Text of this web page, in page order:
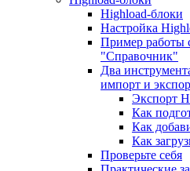
Highload-блоки
Настройка
Пример работы
"Справочник"
Два
импорт и
Экспорт
Как
Как
Как
Проверьте себя